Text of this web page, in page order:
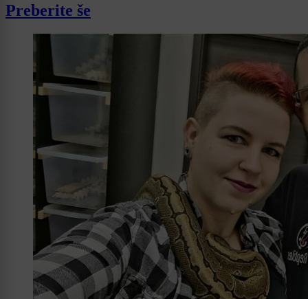
Preberite še